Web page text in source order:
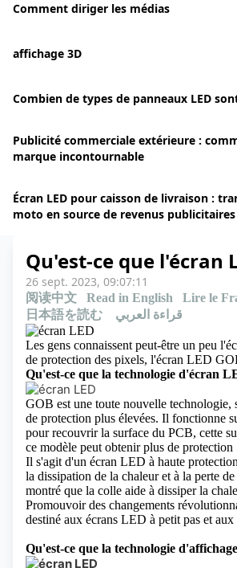
Comment diriger les médias
affichage 3D
Combien de types de panneaux LED
Publicité commerciale extérieure :
marque incontournable
Écran LED pour caisson de livraison :
moto en source de revenus publicitaires
Qu'est-ce que l'écran
26 sept. 2023, 09:07:11
阅读中文 Read in English Lire le
日本語を読む
قراءة العربي
Les gens connaissent peut-être un peu
de protection des pixels, l'écran LED
Qu'est-ce que la technologie d'écran
GOB est une toute nouvelle
de protection plus élevées. Il fonctionne
pour recouvrir la surface du PCB, cette
ce modèle peut obtenir plus de protection
Il s'agit d'un écran LED à haute
la dissipation de la chaleur et à la perte
montré que la colle aide à dissiper la
Promouvoir des changements
destiné aux écrans LED à petit pas et
Qu'est-ce que la technologie